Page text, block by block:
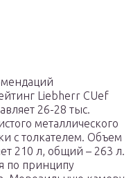
Liebherr CUef
26-28 тыс.
металлического
с толкателем. Объем
210 л, общий – 263 л.
по принципу